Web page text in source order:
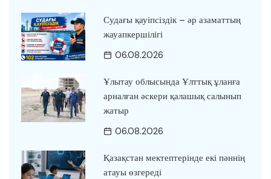
Судағы қауіпсіздік – әр азаматтың
жауапкершілігі
06.08.2026
Ұлытау облысында Ұлттық ұланға
арналған әскери қалашық салынып
жатыр
06.08.2026
Қазақстан мектептерінде екі пәннің
атауы өзгереді